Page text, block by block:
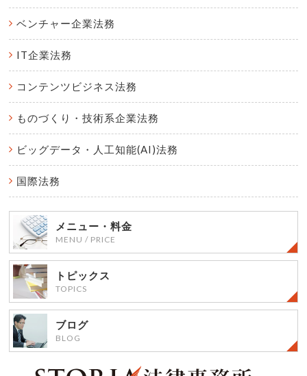
ベンチャー企業法務
IT企業法務
コンテンツビジネス法務
ものづくり・技術系企業法務
ビッグデータ・ 人工知能(AI)法務
国際法務
メニュー・料金
MENU / PRICE
トピックス
TOPICS
ブログ
BLOG